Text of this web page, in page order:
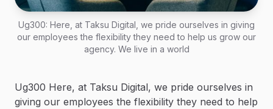
Ug300: Here, at Taksu Digital, we pride ourselves in giving
our employees the flexibility they need to help us grow our
agency. We live in a world
Ug300 Here, at Taksu Digital, we pride ourselves in
giving our employees the flexibility they need to help